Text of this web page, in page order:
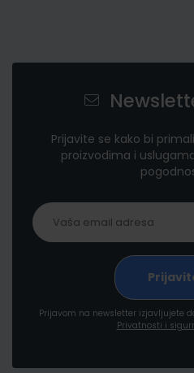
Prijavite se kako bi
proizvodima i
Prijavom na newsletter izjavljujete
Privatnosti i